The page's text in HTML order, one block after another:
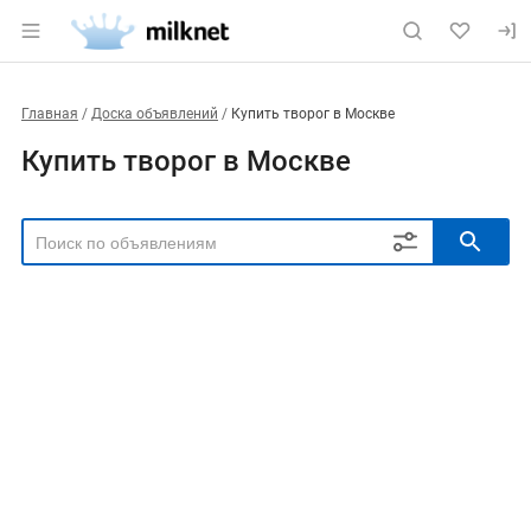
Главная Доска объявлений Купить творог в Москве
Купить творог в Москве